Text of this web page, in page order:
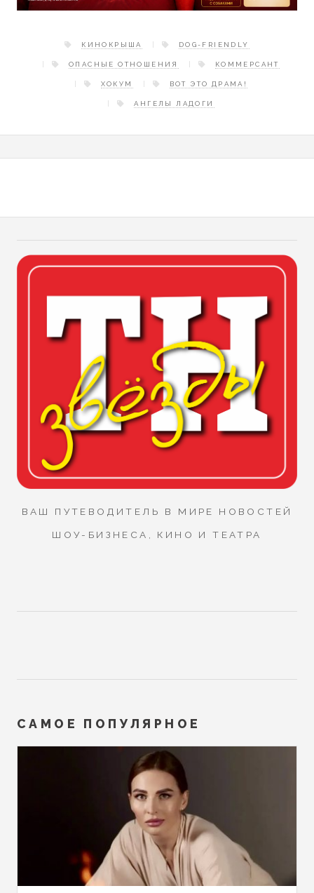
КИНОКРЫША DOG-FRIENDLY
ОПАСНЫЕ ОТНОШЕНИЯ КОММЕРСАНТ
ХОКУМ ВОТ ЭТО ДРАМА!
АНГЕЛЫ ЛАДОГИ
ВАШ ПУТЕВОДИТЕЛЬ В МИРЕ НОВОСТЕЙ
ШОУ-БИЗНЕСА, КИНО И ТЕАТРА
САМОЕ ПОПУЛЯРНОЕ